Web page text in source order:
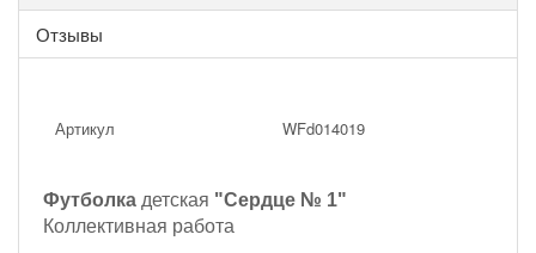
Отзывы
Артикул WFd014019
Футболка детская "Сердце № 1"
Коллективная работа